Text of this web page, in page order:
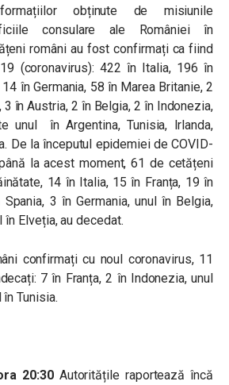
obținute de misiunile
consulare ale României în
români au fost confirmați ca fiind
(coronavirus): 422 în Italia, 196 în
în Germania, 58 în Marea Britanie, 2
3 în Austria, 2 în Belgia, 2 în Indonezia,
în Argentina, Tunisia, Irlanda,
De la începutul epidemiei de COVID-
la acest moment, 61 de cetățeni
14 în Italia, 15 în Franța, 19 în
3 în Germania, unul în Belgia,
în Elveția, au decedat.
confirmați cu noul coronavirus, 11
7 în Franța, 2 în Indonezia, unul
Tunisia.
20:30 Autoritățile raportează încă